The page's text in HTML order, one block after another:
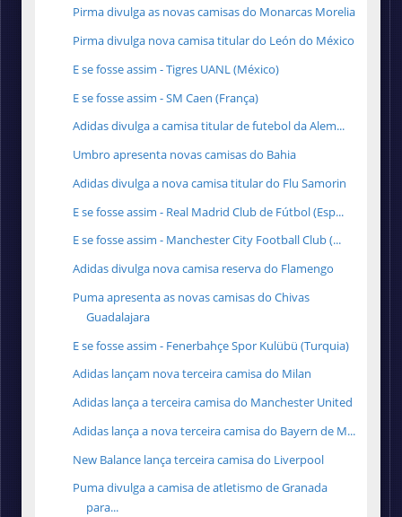
Pirma divulga as novas camisas do Monarcas Morelia
Pirma divulga nova camisa titular do León do México
E se fosse assim - Tigres UANL (México)
E se fosse assim - SM Caen (França)
Adidas divulga a camisa titular de futebol da Alem...
Umbro apresenta novas camisas do Bahia
Adidas divulga a nova camisa titular do Flu Samorin
E se fosse assim - Real Madrid Club de Fútbol (Esp...
E se fosse assim - Manchester City Football Club (...
Adidas divulga nova camisa reserva do Flamengo
Puma apresenta as novas camisas do Chivas
Guadalajara
E se fosse assim - Fenerbahçe Spor Kulübü (Turquia)
Adidas lançam nova terceira camisa do Milan
Adidas lança a terceira camisa do Manchester United
Adidas lança a nova terceira camisa do Bayern de M...
New Balance lança terceira camisa do Liverpool
Puma divulga a camisa de atletismo de Granada
para...